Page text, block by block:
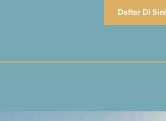
Daftar Di Sini